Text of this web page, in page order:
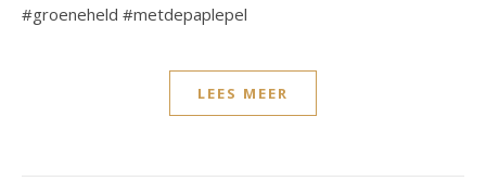
#groeneheld #metdepaplepel
LEES MEER